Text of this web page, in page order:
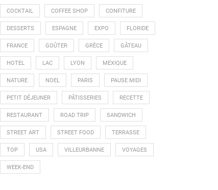
COCKTAIL COFFEE SHOP CONFITURE
DESSERTS ESPAGNE EXPO FLORIDE
FRANCE GOÛTER GRÈCE GÂTEAU
HOTEL LAC LYON MEXIQUE
NATURE NOEL PARIS PAUSE MIDI
PETIT DÉJEUNER PÂTISSERIES RECETTE
RESTAURANT ROAD TRIP SANDWICH
STREET ART STREET FOOD TERRASSE
TOP USA VILLEURBANNE VOYAGES
WEEK-END